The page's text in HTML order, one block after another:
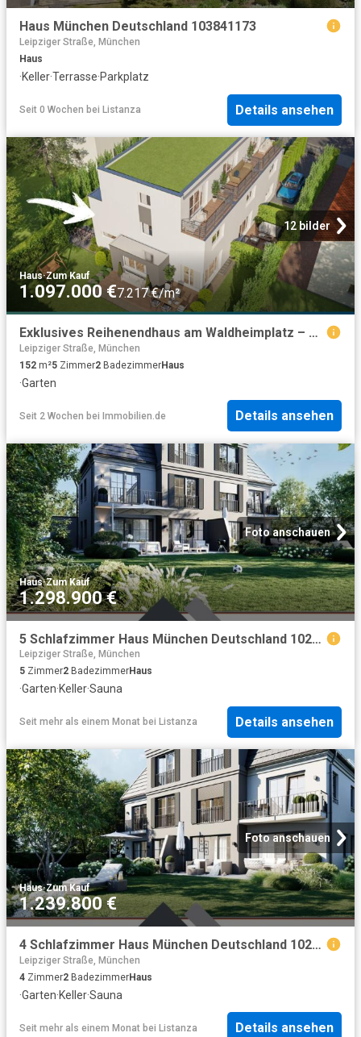
Haus München Deutschland 103841173
Leipziger Straße, München
Haus
·Keller·Terrasse·Parkplatz
Seit 0 Wochen bei Listanza Details ansehen
12 bilder
Haus·Zum Kauf
1.097.000 €7.217 €/m²
Exklusives Reihenendhaus am Waldheimplatz – Maximales Raumangebot in München Waldperlach
Leipziger Straße, München
152 m²5 Zimmer2 BadezimmerHaus
·Garten
Seit 2 Wochen bei Immobilien.de Details ansehen
Foto anschauen
Haus·Zum Kauf
1.298.900 €
5 Schlafzimmer Haus München Deutschland 102579997
Leipziger Straße, München
5 Zimmer2 BadezimmerHaus
·Garten·Keller·Sauna
Seit mehr als einem Monat bei Listanza Details ansehen
Foto anschauen
Haus·Zum Kauf
1.239.800 €
4 Schlafzimmer Haus München Deutschland 102579995
Leipziger Straße, München
4 Zimmer2 BadezimmerHaus
·Garten·Keller·Sauna
Seit mehr als einem Monat bei Listanza Details ansehen